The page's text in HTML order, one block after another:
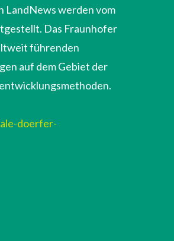
LandNews werden vom
Das Fraunhofer
führenden
auf dem Gebiet der
doerfer-